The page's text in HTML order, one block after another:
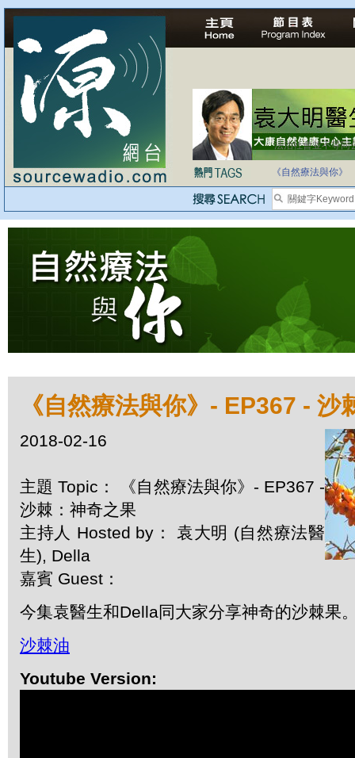
法治社會並不等同
《自然療法與你》
《自然療法與你》- EP367 - 沙
2018-02-16
主題 Topic： 《自然療法與你》- EP367 -
沙棘：神奇之果
主持人 Hosted by： 袁大明 (自然療法醫
生), Della
嘉賓 Guest：
今集袁醫生和Della同大家分享神奇的沙棘果
沙棘油
Youtube Version: